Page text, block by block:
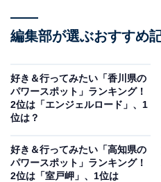
回答者からは、「とても荘厳
です。長い歴史を生きてきた
迫力と神秘的な存在感を実際
性／福岡県）、「神様が宿
をもらえそうだと思うからで
て、訪れる人々に静かな癒
て行ってみたいです」（50
編集部が選ぶおすすめ
好き＆行ってみたい「香川県の
パワースポット」ランキング！
2位は「エンジェルロード」、1
位は？
好き＆行ってみたい「高知県の
パワースポット」ランキング！
2位は「室戸岬」、1位は